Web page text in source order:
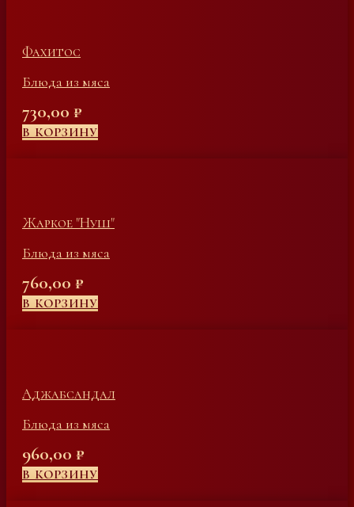
Фахитос
Блюда из мяса
730,00 ₽
В КОРЗИНУ
Жаркое "Нуш"
Блюда из мяса
760,00 ₽
В КОРЗИНУ
Аджабсандал
Блюда из мяса
960,00 ₽
В КОРЗИНУ